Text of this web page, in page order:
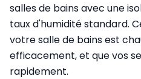
salles de bains avec une
taux d'humidité standard.
votre salle de bains est
efficacement, et que vos
rapidement.